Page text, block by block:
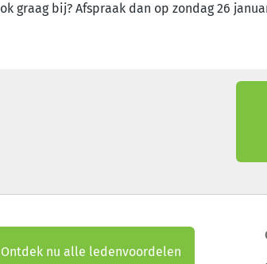
graag bij? Afspraak dan op zondag 26
Ontdek nu alle ledenvoordelen